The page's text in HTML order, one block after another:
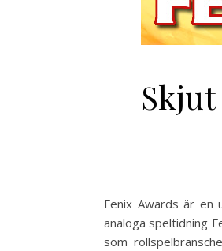
Fenix Awards är en
analoga speltidning
som